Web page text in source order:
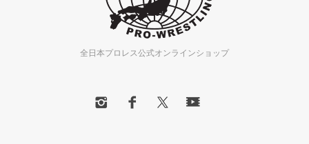
全日本プロレス公式オンラインショップ